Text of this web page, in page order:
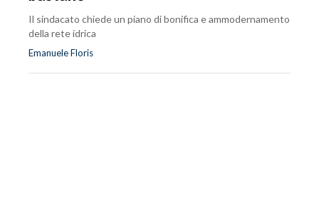
Il sindacato chiede un piano di bonifica e ammodernamento
della rete idrica
Emanuele Floris